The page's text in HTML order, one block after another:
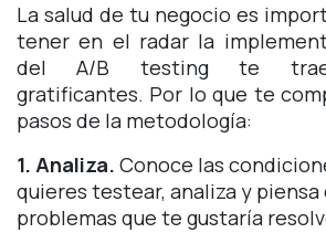
La salud de tu negocio es
tener en el radar la
del A/B testing te
gratificantes. Por lo que te
pasos de la metodología:
1. Analiza. Conoce las
quieres testear, analiza y piensa
problemas que te gustaría